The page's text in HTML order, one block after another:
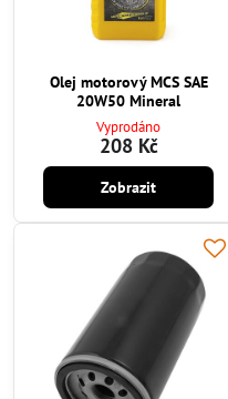
Olej motorový MCS SAE
20W50 Mineral
Vyprodáno
208 Kč
Zobrazit